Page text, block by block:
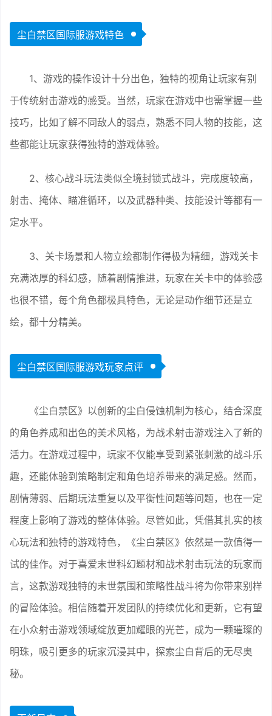
尘白禁区国际服游戏特色
1、游戏的操作设计十分出色，独特的视角让玩家有别
于传统射击游戏的感受。当然，玩家在游戏中也需掌握一些
技巧，比如了解不同敌人的弱点，熟悉不同人物的技能，这
些都能让玩家获得独特的游戏体验。
2、核心战斗玩法类似全境封锁式战斗，完成度较高，
射击、掩体、瞄准循环，以及武器种类、技能设计等都有一
定水平。
3、关卡场景和人物立绘都制作得极为精细，游戏关卡
充满浓厚的科幻感，随着剧情推进，玩家在关卡中的体验感
也很不错，每个角色都极具特色，无论是动作细节还是立
绘，都十分精美。
尘白禁区国际服游戏玩家点评
《尘白禁区》以创新的尘白侵蚀机制为核心，结合深度
的角色养成和出色的美术风格，为战术射击游戏注入了新的
活力。在游戏过程中，玩家不仅能享受到紧张刺激的战斗乐
趣，还能体验到策略制定和角色培养带来的满足感。然而，
剧情薄弱、后期玩法重复以及平衡性问题等问题，也在一定
程度上影响了游戏的整体体验。尽管如此，凭借其扎实的核
心玩法和独特的游戏特色，《尘白禁区》依然是一款值得一
试的佳作。对于喜爱末世科幻题材和战术射击玩法的玩家而
言，这款游戏独特的末世氛围和策略性战斗将为你带来别样
的冒险体验。相信随着开发团队的持续优化和更新，它有望
在小众射击游戏领域绽放更加耀眼的光芒，成为一颗璀璨的
明珠，吸引更多的玩家沉浸其中，探索尘白背后的无尽奥
秘。